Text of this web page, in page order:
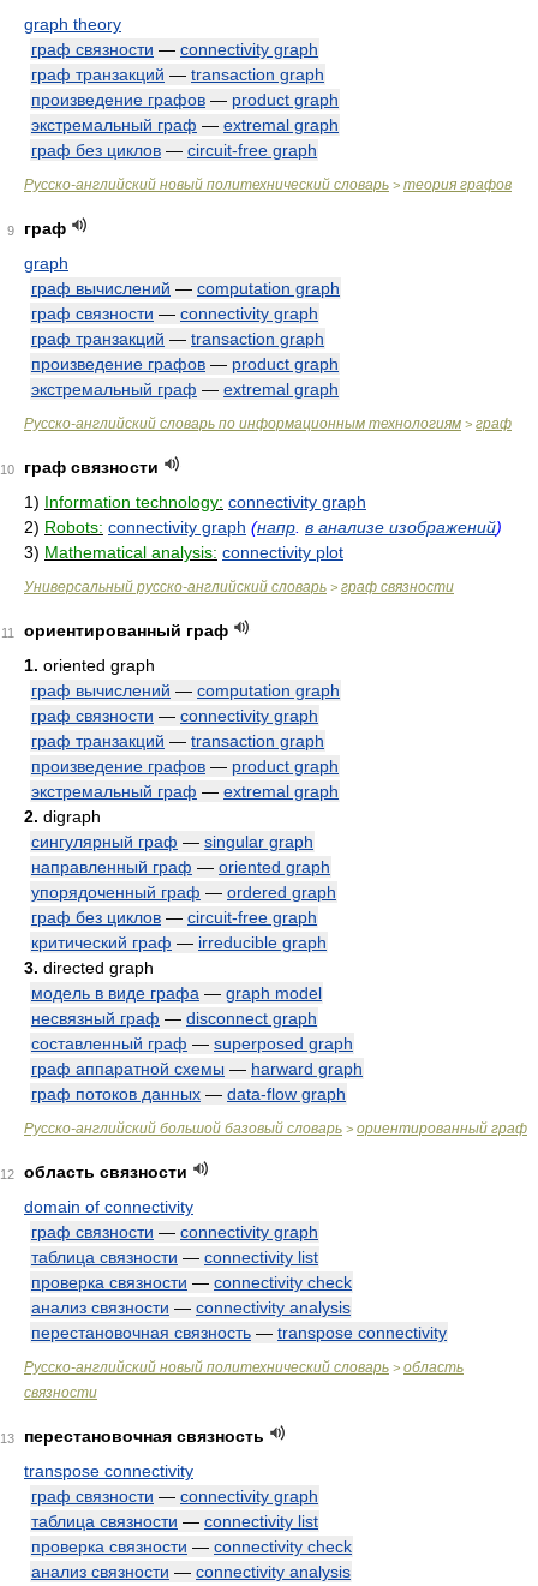
graph theory
граф связности — connectivity graph
граф транзакций — transaction graph
произведение графов — product graph
экстремальный граф — extremal graph
граф без циклов — circuit-free graph
Русско-английский новый политехнический словарь > теория графов
9
граф
graph
граф вычислений — computation graph
граф связности — connectivity graph
граф транзакций — transaction graph
произведение графов — product graph
экстремальный граф — extremal graph
Русско-английский словарь по информационным технологиям > граф
10
граф связности
1) Information technology: connectivity graph
2) Robots: connectivity graph (напр в анализе изображений)
3) Mathematical analysis: connectivity plot
Универсальный русско-английский словарь > граф связности
11
ориентированный граф
1. oriented graph
граф вычислений — computation graph
граф связности — connectivity graph
граф транзакций — transaction graph
произведение графов — product graph
экстремальный граф — extremal graph
2. digraph
сингулярный граф — singular graph
направленный граф — oriented graph
упорядоченный граф — ordered graph
граф без циклов — circuit-free graph
критический граф — irreducible graph
3. directed graph
модель в виде графа — graph model
несвязный граф — disconnect graph
составленный граф — superposed graph
граф аппаратной схемы — harward graph
граф потоков данных — data-flow graph
Русско-английский большой базовый словарь > ориентированный граф
12
область связности
domain of connectivity
граф связности — connectivity graph
таблица связности — connectivity list
проверка связности — connectivity check
анализ связности — connectivity analysis
перестановочная связность — transpose connectivity
Русско-английский новый политехнический словарь > область
связности
13
перестановочная связность
transpose connectivity
граф связности — connectivity graph
таблица связности — connectivity list
проверка связности — connectivity check
анализ связности — connectivity analysis